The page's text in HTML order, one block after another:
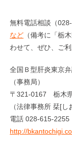
無料電話相談（
など （備考に「栃
わせて、ぜひ、ご利
全国Ｂ型肝炎東京
（事務局）
〒321-0167 栃木
（法律事務所 栞[し
電話 028-615-
http://